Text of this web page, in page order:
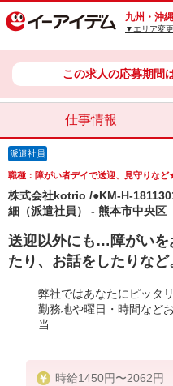
九州・沖縄
▼エリア変更
この求人の応募期間
仕事情報
派遣社員
職種：障がい者デイで送迎、見守りな
株式会社kotrio /●KM-H-
細（派遣社員） - 熊本市中央区
送迎以外にも…障がいを
たり、お話をしたりな
弊社ではあなたにピッタ
勤務地や曜日・時間など
当...
時給1450円〜2062円